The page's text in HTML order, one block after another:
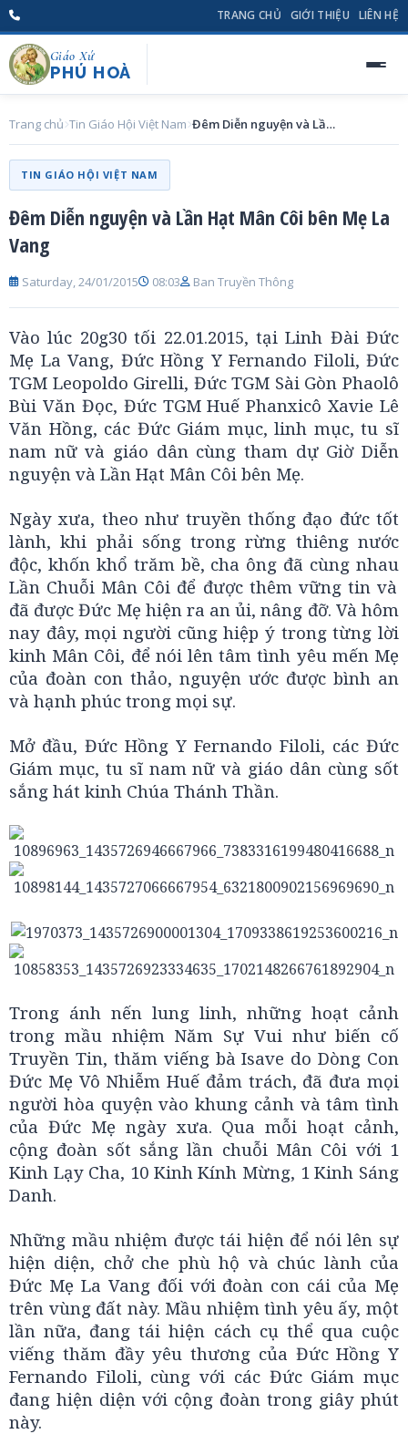
TRANG CHỦ GIỚI THIỆU LIÊN HỆ
Giáo Xứ
PHÚ HOÀ
Trang chủ Tin Giáo Hội Việt Nam Đêm Diễn nguyện và Lần Hạt Mân Côi bên Mẹ La Vang
TIN GIÁO HỘI VIỆT NAM
Đêm Diễn nguyện và Lần Hạt Mân Côi bên Mẹ La
Vang
Saturday, 24/01/2015 08:03 Ban Truyền Thông
Vào lúc 20g30 tối 22.01.2015, tại Linh Đài Đức
Mẹ La Vang, Đức Hồng Y Fernando Filoli, Đức
TGM Leopoldo Girelli, Đức TGM Sài Gòn Phaolô
Bùi Văn Đọc, Đức TGM Huế Phanxicô Xavie Lê
Văn Hồng, các Đức Giám mục, linh mục, tu sĩ
nam nữ và giáo dân cùng tham dự Giờ Diễn
nguyện và Lần Hạt Mân Côi bên Mẹ.
Ngày xưa, theo như truyền thống đạo đức tốt
lành, khi phải sống trong rừng thiêng nước
độc, khốn khổ trăm bề, cha ông đã cùng nhau
Lần Chuỗi Mân Côi để được thêm vững tin và
đã được Đức Mẹ hiện ra an ủi, nâng đỡ. Và hôm
nay đây, mọi người cũng hiệp ý trong từng lời
kinh Mân Côi, để nói lên tâm tình yêu mến Mẹ
của đoàn con thảo, nguyện ước được bình an
và hạnh phúc trong mọi sự.
Mở đầu, Đức Hồng Y Fernando Filoli, các Đức
Giám mục, tu sĩ nam nữ và giáo dân cùng sốt
sắng hát kinh Chúa Thánh Thần.
Trong ánh nến lung linh, những hoạt cảnh
trong mầu nhiệm Năm Sự Vui như biến cố
Truyền Tin, thăm viếng bà Isave do Dòng Con
Đức Mẹ Vô Nhiễm Huế đảm trách, đã đưa mọi
người hòa quyện vào khung cảnh và tâm tình
của Đức Mẹ ngày xưa. Qua mỗi hoạt cảnh,
cộng đoàn sốt sắng lần chuỗi Mân Côi với 1
Kinh Lạy Cha, 10 Kinh Kính Mừng, 1 Kinh Sáng
Danh.
Những mầu nhiệm được tái hiện để nói lên sự
hiện diện, chở che phù hộ và chúc lành của
Đức Mẹ La Vang đối với đoàn con cái của Mẹ
trên vùng đất này. Mầu nhiệm tình yêu ấy, một
lần nữa, đang tái hiện cách cụ thể qua cuộc
viếng thăm đầy yêu thương của Đức Hồng Y
Fernando Filoli, cùng với các Đức Giám mục
đang hiện diện với cộng đoàn trong giây phút
này.